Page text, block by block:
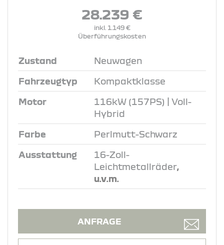
28.239 €
inkl. 1.149 €
Überführungskosten
Zustand Neuwagen
Fahrzeugtyp Kompaktklasse
Motor
116kW (157PS) | Voll-
Hybrid
Farbe Perlmutt-Schwarz
Ausstattung
16-Zoll-
Leichtmetallräder,
u.v.m.
ANFRAGE